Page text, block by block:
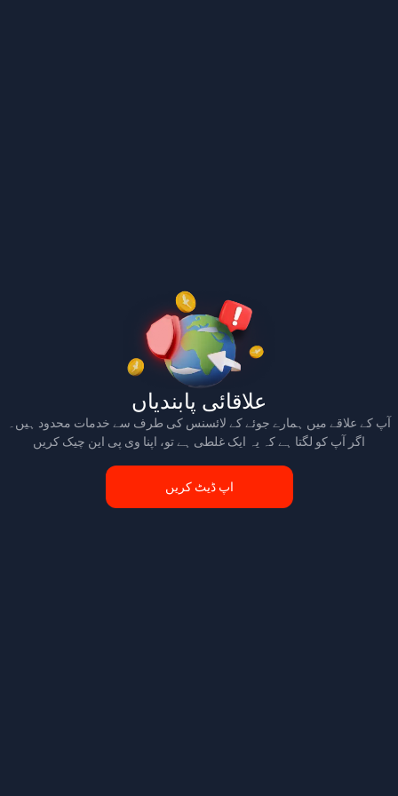
علاقائی پابندیاں
آپ کے علاقے میں ہمارے جوئے کے لائسنس کی طرف سے خدمات محدود ہیں۔
اگر آپ کو لگتا ہے کہ یہ ایک غلطی ہے تو، اپنا وی پی این چیک کریں
اپ ڈیٹ کریں